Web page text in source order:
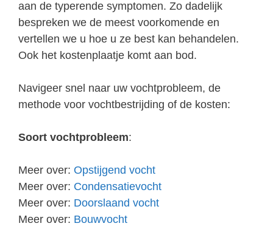
aan de typerende symptomen. Zo dadelijk
bespreken we de meest voorkomende en
vertellen we u hoe u ze best kan behandelen.
Ook het kostenplaatje komt aan bod.
Navigeer snel naar uw vochtprobleem, de
methode voor vochtbestrijding of de kosten:
Soort vochtprobleem:
Meer over: Opstijgend vocht
Meer over: Condensatievocht
Meer over: Doorslaand vocht
Meer over: Bouwvocht